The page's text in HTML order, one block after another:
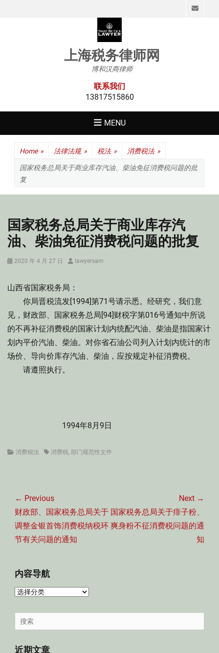
上海税务律师网
博和汉商律师
联系我们
13817515860
MENU
Home » 法律法规 » 税法 » 消费税法 »
国家税务总局关于商业库存汽油、柴油免征消费税问题的批
复
国家税务总局关于商业库存汽
油、柴油免征消费税问题的批复
Posted
2020 年 4 月 27 日 Authorlawyersam
山西省国家税务局：
你局晋税流发[1994]第71号请示悉。经研究，我们意
见，财政部、国家税务总局[94]财税字第016号通知中所说
的不再补征消费税的国家计划内统配汽油、柴油是指国家计
划内平价汽油、柴油。对你省石油公司列入计划内统计的市
场价、导向价库存汽油、柴油，应按规定补征消费税。
请遵照执行。
1994年8月9日
Categories
消费税法 Tags消费税, 部门规范性文件
章
导
航
← Previous
Previous
post:
财政部、国家税务总局关于
调整金银首饰消费税纳税环
节有关问题的通知
Next →
Next
post:
国家税务总局关于痱子粉、
爽身粉不征消费税问题的通
知
内容导航
内
导
航
Search
for:
近期文章